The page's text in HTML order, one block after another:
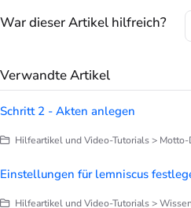
War dieser Artikel hilfreich?
Verwandte Artikel
Schritt 2 - Akten anlegen
Hilfeartikel und Video-Tutorials > Motto-Dinner:
Hilfeartikel und Video-Tutorials > Wissenssnacks: